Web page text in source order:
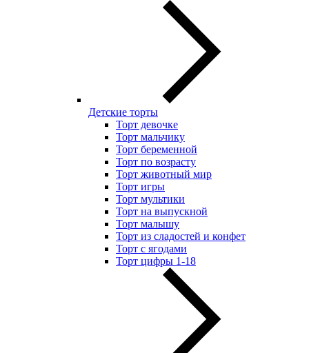
Детские торты
Торт девочке
Торт мальчику
Торт беременной
Торт по возрасту
Торт животный мир
Торт игры
Торт мультики
Торт на выпускной
Торт малышу
Торт из сладостей и конфет
Торт с ягодами
Торт цифры 1-18